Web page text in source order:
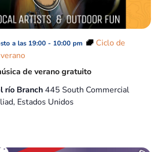
de verano gratuito
a las 19:00 - 10:00 pm
Ciclo de
río Branch 445 South Commercial
Estados Unidos